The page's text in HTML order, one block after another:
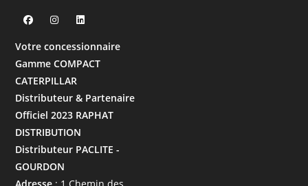
Votre concessionnaire
Gamme COMPACT
CATERPILLAR
Distributeur & Partenaire
Officiel 2023 RAPHAT
DISTRIBUTION
Distributeur PACLITE -
GOURDON